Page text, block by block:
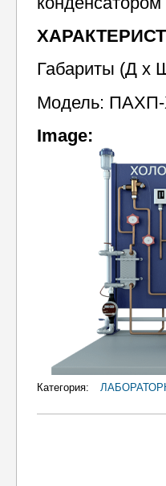
Габариты (Д х
Модель:
Image:
Категория: